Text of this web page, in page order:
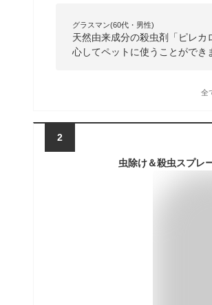
グラスマン(60代・男性)
天然由来成分の殺虫剤「ピレ
心してペットに使うことができ
全
2